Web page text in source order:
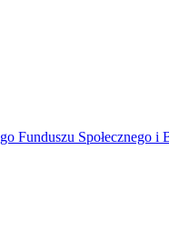
Funduszu Społecznego i